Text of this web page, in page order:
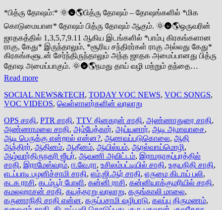
*பித்ரு தோஷம்:* 🌞🌚🌎பித்ரு தோஷம் – தோஷங்களில் *மிக
கொடுமையான* தோஷம் பித்ரு தோஷம் ஆகும். 🌞🌚🌎ஒருவரின்
ஜாதகத்தில் 1,3,5,7,9.11 ஆகிய இடங்களில் *பாம்பு கிரகங்களான
ராகு, கேது* இருந்தாலும், *சூரிய சந்திரர்கள் ராகு அல்லது கேது*
கிரகங்களுடன் சேர்ந்திருந்தாலும் அந்த ஜாதக அமைப்பானது பித்ரு
தோஷ அமைப்பாகும். 🌞🌚🌎நமது தாய் வழி மற்றும் தந்தை…
Read more
SOCIAL NEWS&TECH, TODAY VOC NEWS, VOC SONGS,
VOC VIDEOS, வெள்ளாளர்களின் வரலாறு
OPS சாதி, PTR சாதி, TTV தினகரன் சாதி, அண்ணாதுரை சாதி,
அண்ணாமலை சாதி, அம்பேத்கார், அய்யனார், ஆடி அமாவாசை,
ஆடி பெருக்கு என்றால் என்ன?, ஆணவப்படுகொலை, ஆதி
ஆந்திரர், ஆதினம், ஆதீனம், ஆயில்யம், ஆரல்வாய்மொழி,
ஆழ்வார்திருநகரி ஜீயர், ஆவணி அவிட்டம், இராமநாதப்புரத்தில்
சாதி, இராமேஸ்வரம், ஈ.வே.ரா, உசிலம்பட்டியில் சாதி, உதயநிதி சாதி,
எடப்பாடி பழனிச்சாமி சாதி, எம்.ஜி.ஆர் சாதி, எருமை கிடாய் பலி,
கடக ராசி, கடம்பூர் போளி, கன்னி ராசி, கன்னியாக்குமரியில் சாதி,
கமலஹாசன் சாதி, கயத்தாறு வரலாறு, கருங்காலி மாலை,
கருணாநிதி சாதி என்ன, கருப்பசாமி வழிபாடு, கலப்பு திருமணம்,